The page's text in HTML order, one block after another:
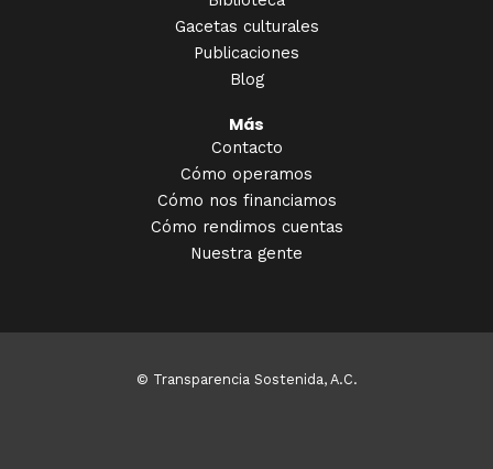
Gacetas culturales
Publicaciones
Blog
Más
Contacto
Cómo operamos
Cómo nos financiamos
Cómo rendimos cuentas
Nuestra gente
© Transparencia Sostenida, A.C.